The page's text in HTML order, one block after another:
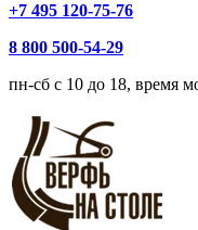
+7 495 120-75-76
8 800 500-54-29
пн-сб с 10 до 18, время